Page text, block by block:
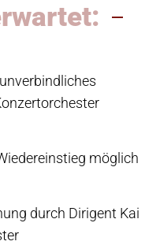
möglich
durch Dirigent Kai